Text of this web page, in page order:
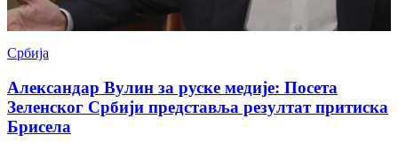
Србија
Александар Вулин за руске медије: Посета
Зеленског Србији представља резултат притиска
Брисела